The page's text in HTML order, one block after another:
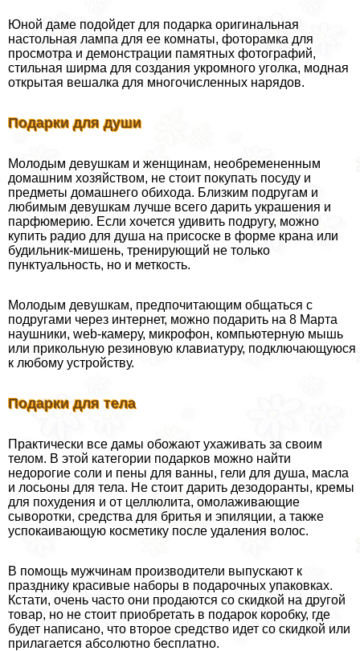
Юной даме подойдет для подарка оригинальная
настольная лампа для ее комнаты, фоторамка для
просмотра и демонстрации памятных фотографий,
стильная ширма для создания укромного уголка, модная
открытая вешалка для многочисленных нарядов.
Подарки для души
Молодым дeвyшкам и женщинам, необремененным
домашним хозяйством, не стоит покупать посуду и
предметы домашнего обихода. Близким подругам и
любимым дeвyшкам лучше всего дарить украшения и
парфюмерию. Если хочется удивить подругу, можно
купить радио для душа на присоске в форме крана или
будильник-мишень, тренирующий не только
пунктуальность, но и меткость.
Молодым дeвyшкам, предпочитающим общаться с
подругами через интернет, можно подарить на 8 Марта
наушники, web-камеру, микрофон, компьютерную мышь
или прикольную резиновую клавиатуру, подключающуюся
к любому устройству.
Подарки для тела
Пpaктически все дамы обожают ухаживать за своим
телом. В этой категории подарков можно найти
недорогие соли и пены для ванны, гели для душа, масла
и лосьоны для тела. Не стоит дарить дезодоранты, кремы
для похудения и от целлюлита, омолаживающие
сыворотки, средства для бритья и эпиляции, а также
успокаивающую косметику после удаления волос.
В помощь мужчинам производители выпускают к
празднику красивые наборы в подарочных упаковках.
Кстати, очень часто они продаются со скидкой на другой
товар, но не стоит приобретать в подарок коробку, где
будет написано, что второе средство идет со скидкой или
прилагается абсолютно бесплатно.